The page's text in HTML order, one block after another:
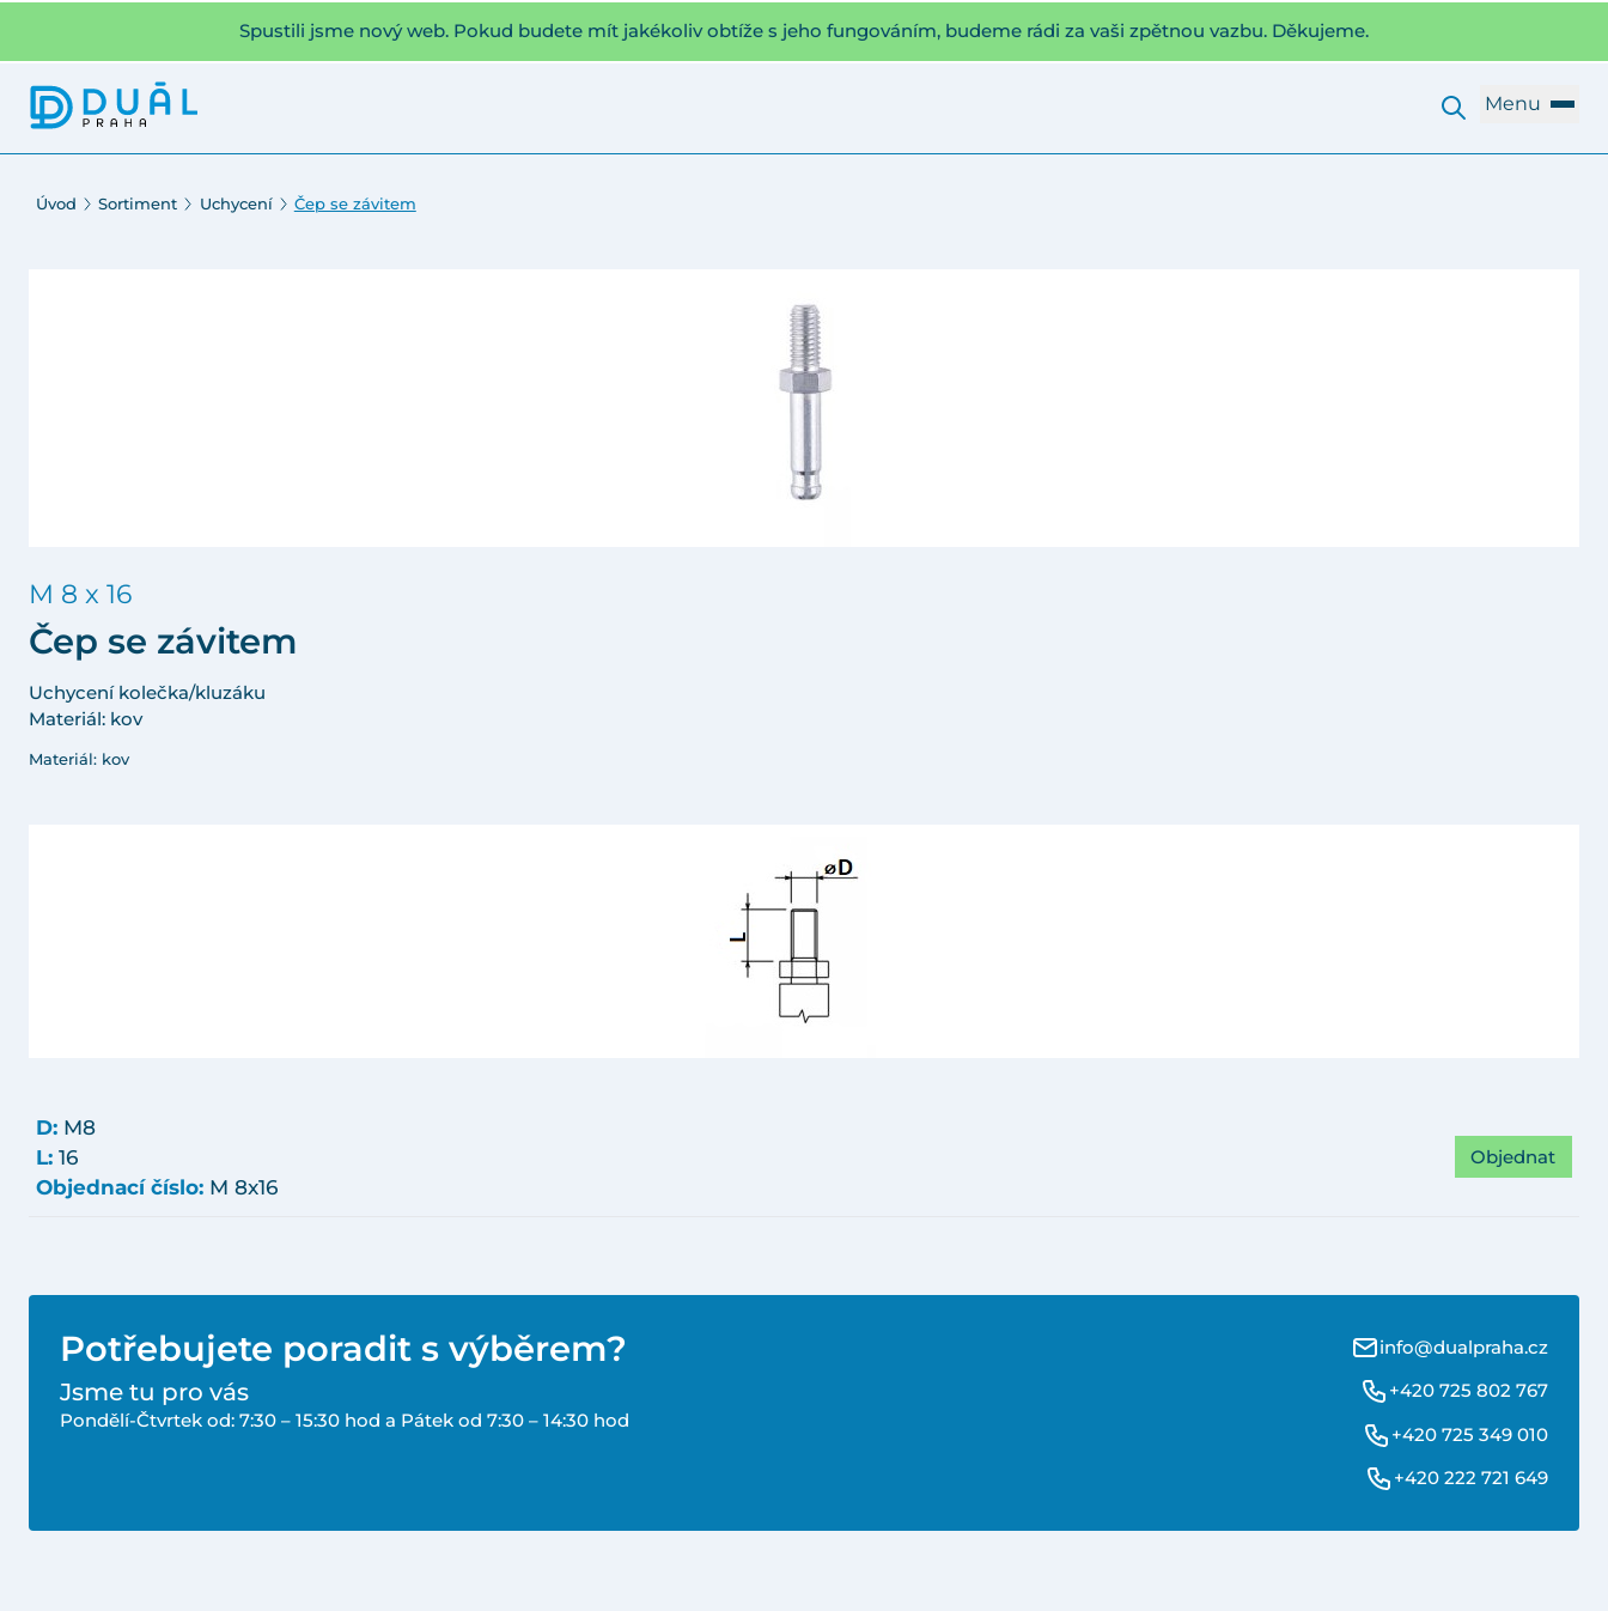
Spustili jsme nový web. Pokud budete mít jakékoliv obtíže s jeho fungováním, budeme rádi za vaši zpětnou vazbu. Děkujeme.
Menu
Úvod Sortiment Uchycení Čep se závitem
M 8 x 16
Čep se závitem
Uchycení kolečka/kluzáku
Materiál: kov
Materiál: kov
D: M8
L: 16
Objednací číslo: M 8x16
Objednat
Potřebujete poradit s výběrem?
Jsme tu pro vás
Pondělí-Čtvrtek od: 7:30 – 15:30 hod a Pátek od 7:30 – 14:30 hod
info@dualpraha.cz
+420 725 802 767
+420 725 349 010
+420 222 721 649